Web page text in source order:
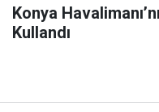
Konya
Kullandı